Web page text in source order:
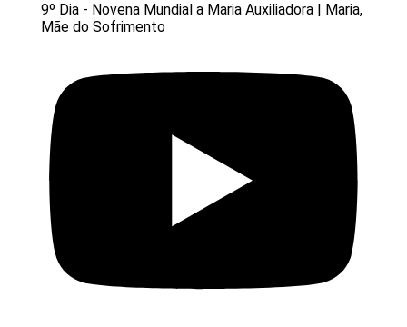
9º Dia - Novena Mundial a Maria Auxiliadora | Maria,
Mãe do Sofrimento